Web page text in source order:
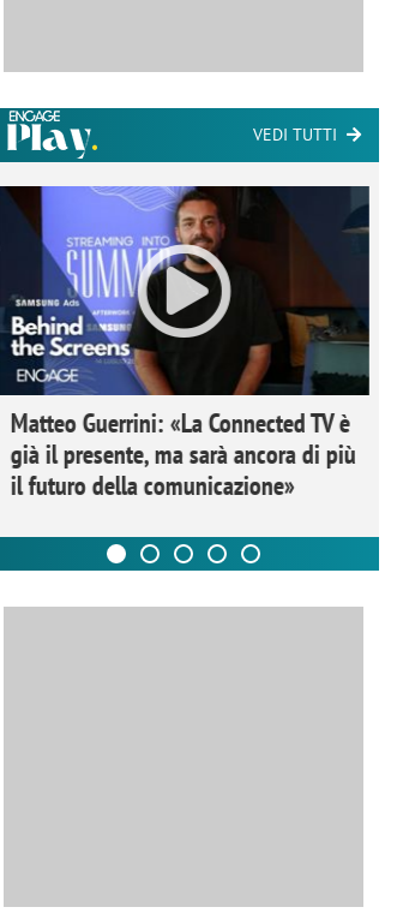
VEDI TUTTI
Matteo Guerrini: «La Connected TV è
già il presente, ma sarà ancora di più
il futuro della comunicazione»